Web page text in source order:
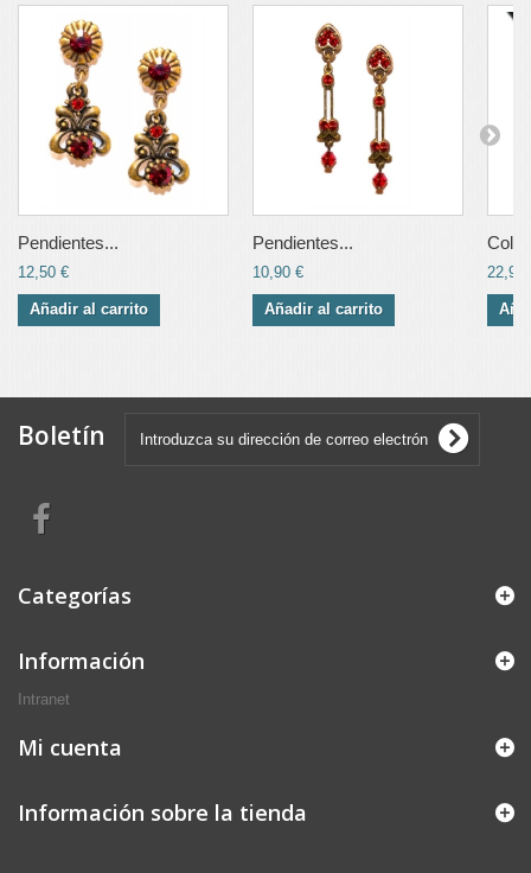
Pendientes...
12,50 €
Añadir al carrito
Pendientes...
10,90 €
Añadir al carrito
22,90
Boletín
Categorías
Información
Intranet
Mi cuenta
Información sobre la tienda